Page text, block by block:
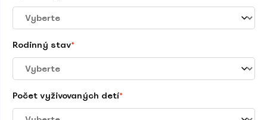
Rodinný stav*
Počet vyživovaných detí*